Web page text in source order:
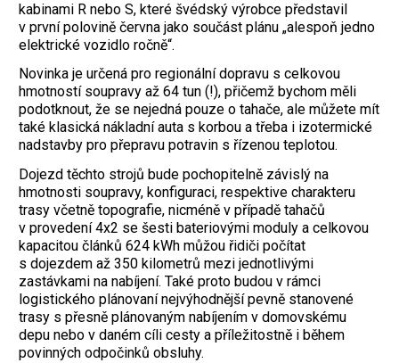
kabinami R nebo S, které švédský výrobce představil
v první polovině června jako součást plánu „alespoň jedno
elektrické vozidlo ročně“.
Novinka je určená pro regionální dopravu s celkovou
hmotností soupravy až 64 tun (!), přičemž bychom měli
podotknout, že se nejedná pouze o tahače, ale můžete mít
také klasická nákladní auta s korbou a třeba i izotermické
nadstavby pro přepravu potravin s řízenou teplotou.
Dojezd těchto strojů bude pochopitelně závislý na
hmotnosti soupravy, konfiguraci, respektive charakteru
trasy včetně topografie, nicméně v případě tahačů
v provedení 4x2 se šesti bateriovými moduly a celkovou
kapacitou článků 624 kWh můžou řidiči počítat
s dojezdem až 350 kilometrů mezi jednotlivými
zastávkami na nabíjení. Také proto budou v rámci
logistického plánovaní nejvýhodnější pevně stanovené
trasy s přesně plánovaným nabíjením v domovskému
depu nebo v daném cíli cesty a příležitostně i během
povinných odpočinků obsluhy.